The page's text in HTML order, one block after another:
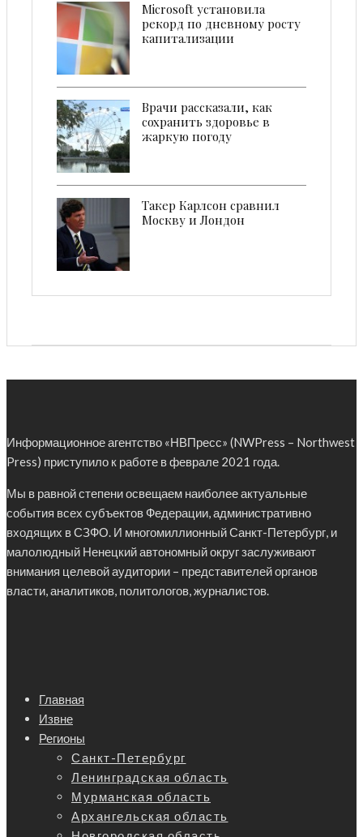
Microsoft установила
рекорд по дневному росту
капитализации
Врачи рассказали, как
сохранить здоровье в
жаркую погоду
Такер Карлсон сравнил
Москву и Лондон
Информационное агентство «НВПресс» (NWPress – Northwest
Press) приступило к работе в феврале 2021 года.
Мы в равной степени освещаем наиболее актуальные
события всех субъектов Федерации, административно
входящих в СЗФО. И многомиллионный Санкт-Петербург, и
малолюдный Ненецкий автономный округ заслуживают
внимания целевой аудитории – представителей органов
власти, аналитиков, политологов, журналистов.
Главная
Извне
Регионы
Санкт-Петербург
Ленинградская область
Мурманская область
Архангельская область